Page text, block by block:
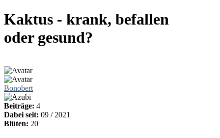
Kaktus - krank, befallen
oder gesund?
Bonobert
Beiträge: 4
Dabei seit: 09 / 2021
Blüten: 20